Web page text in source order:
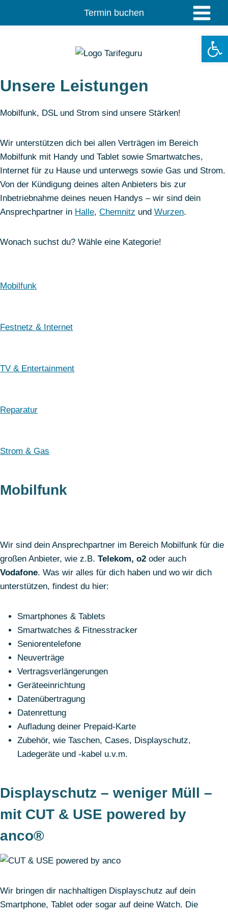
Termin buchen
Unsere Leistungen
Mobilfunk, DSL und Strom sind unsere Stärken!
Wir unterstützen dich bei allen Verträgen im Bereich
Mobilfunk mit Handy und Tablet sowie Smartwatches,
Internet für zu Hause und unterwegs sowie Gas und Strom.
Von der Kündigung deines alten Anbieters bis zur
Inbetriebnahme deines neuen Handys – wir sind dein
Ansprechpartner in Halle, Chemnitz und Wurzen.
Wonach suchst du? Wähle eine Kategorie!
Mobilfunk
Festnetz & Internet
TV & Entertainment
Reparatur
Strom & Gas
Mobilfunk
Wir sind dein Ansprechpartner im Bereich Mobilfunk für die
großen Anbieter, wie z.B. Telekom, o2 oder auch
Vodafone. Was wir alles für dich haben und wo wir dich
unterstützen, findest du hier:
Smartphones & Tablets
Smartwatches & Fitnesstracker
Seniorentelefone
Neuverträge
Vertragsverlängerungen
Geräteeinrichtung
Datenübertragung
Datenrettung
Aufladung deiner Prepaid-Karte
Zubehör, wie Taschen, Cases, Displayschutz,
Ladegeräte und -kabel u.v.m.
Displayschutz – weniger Müll –
mit CUT & USE powered by
anco®
Wir bringen dir nachhaltigen Displayschutz auf dein
Smartphone, Tablet oder sogar auf deine Watch. Die